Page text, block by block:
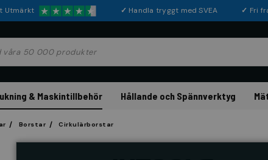
Utmärkt ✓ Handla tryggt med SVEA ✓ Fri
& Maskintillbehör Hållande och Spännverktyg
Borstar Cirkulärborstar